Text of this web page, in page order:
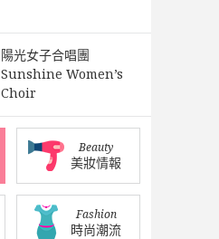
陽光女子合唱團
Sunshine Women’s
Choir
Beauty
美妝情報
Fashion
時尚潮流